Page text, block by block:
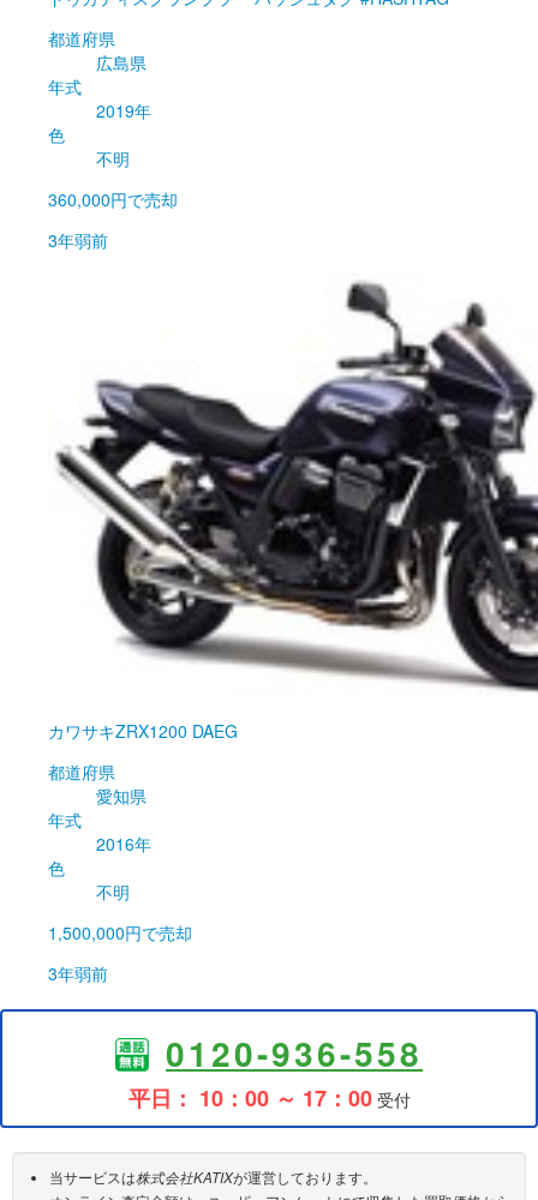
都道府県
広島県
年式
2019年
色
不明
360,000円で売却
3年弱前
カワサキZRX1200 DAEG
都道府県
愛知県
年式
2016年
色
不明
1,500,000円で売却
3年弱前
0120-936-558
平日： 10：00 ～ 17：00受付
当サービスは株式会社KATIXが運営しております。